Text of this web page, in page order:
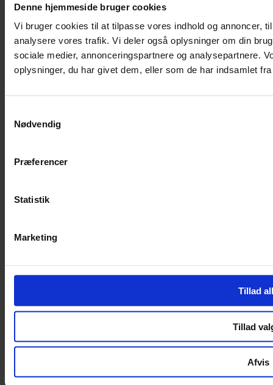
Denne hjemmeside bruger cookies
Vi bruger cookies til at tilpasse vores indhold og annoncer,
analysere vores trafik. Vi deler også oplysninger om din
sociale medier, annonceringspartnere og analysepartnere.
oplysninger, du har givet dem, eller som de har indsamlet
Nødvendig
Præferencer
Statistik
Marketing
Tillad
Tillad
Afvis
jeg dig på vej.
Vestergade 12 6270, Tønder
60 51 96 50
post@yarneverywear.dk
CVR 43041649
Facebook-f Instagram
Handelsbetingelser
Handelsbetingelser
Om Yarn Every Wear
Mandag – Fredag 10:00 – 17:30
Copyright © 2022.Design & hosting by Webhuset Ballum ApS